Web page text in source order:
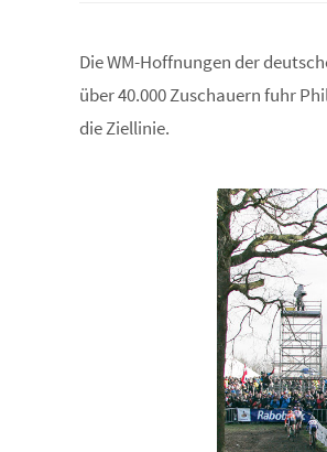
Die WM-Hoffnungen der
über 40.000 Zuschauern fuhr
die Ziellinie.